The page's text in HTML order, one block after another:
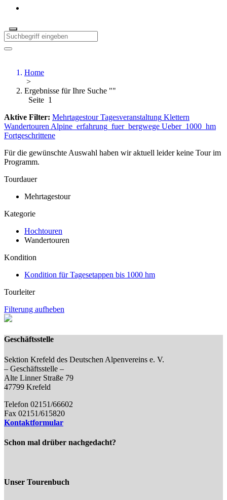
Home
>
Ergebnisse für Ihre Suche ""
Seite 1
Aktive Filter: MehrtagestourTagesveranstaltung Klettern
Wandertouren Alpine_erfahrung_fuer_bergwege Ueber_1000_hm
Fortgeschrittene
Für die gewünschte Auswahl haben wir aktuell leider keine Tour im
Programm.
Tourdauer
Mehrtagestour
Kategorie
Hochtouren
Wandertouren
Kondition
Kondition für Tagesetappen bis 1000 hm
Tourleiter
Filterung aufheben
Geschäftsstelle
Sektion Krefeld des Deutschen Alpenvereins e. V.
– Geschäftsstelle –
Alte Linner Straße 79
47799 Krefeld
Telefon 02151/66602
Fax 02151/615820
Kontaktformular
Schon mal drüber nachgedacht?
Unser Tourenbuch